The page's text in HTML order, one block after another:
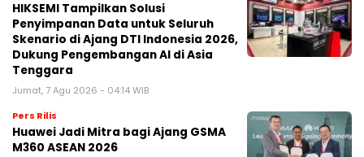
HIKSEMI Tampilkan Solusi
Penyimpanan Data untuk Seluruh
Skenario di Ajang DTI Indonesia 2026,
Dukung Pengembangan AI di Asia
Tenggara
Jumat, 7 Agu 2026 - 04:14 WIB
Pers Rilis
Huawei Jadi Mitra bagi Ajang GSMA
M360 ASEAN 2026